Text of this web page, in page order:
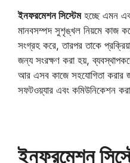
ইনফরমেশন সিস্টেমহচ্ছে এমন
মানবসম্পদ সুশৃঙ্খল নিয়মে কাজ
সংগ্রহ করে, তারপর তাকে
জন্য সংরক্ষণ করা হয়,
আর এসব কাজে সহযোগিতা করার
সফটওয়্যার এবং কমিউনিকেশন
ইনফরমেশন